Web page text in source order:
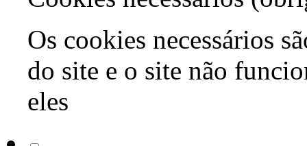
Os cookies necessários
do site e o site não
eles